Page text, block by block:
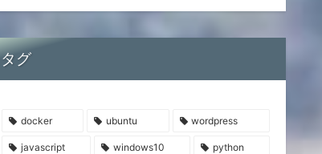
タグ
docker ubuntu wordpress
javascript windows10 python